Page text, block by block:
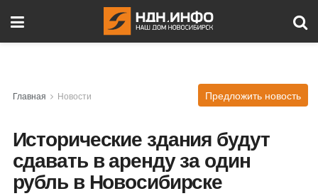
Главная Новости Предложить новость
Исторические здания будут
сдавать в аренду за один
рубль в Новосибирске